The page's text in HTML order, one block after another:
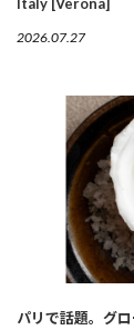
Italy [Verona]
2026.07.27
パリで話題。グ